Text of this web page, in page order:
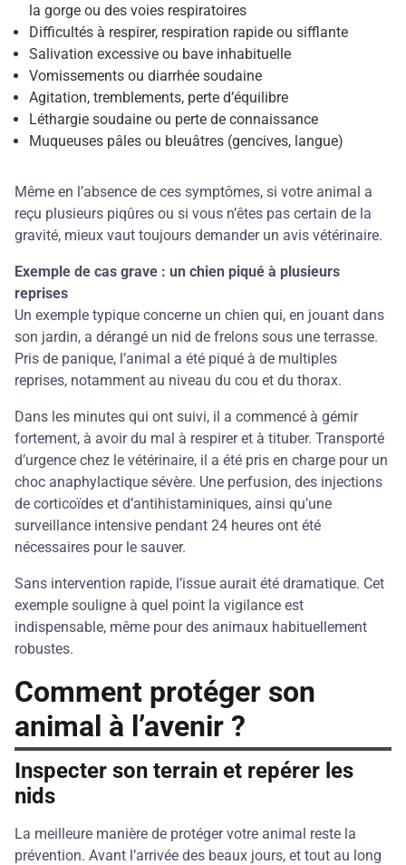
la gorge ou des voies respiratoires
Difficultés à respirer, respiration rapide ou sifflante
Salivation excessive ou bave inhabituelle
Vomissements ou diarrhée soudaine
Agitation, tremblements, perte d’équilibre
Léthargie soudaine ou perte de connaissance
Muqueuses pâles ou bleuâtres (gencives, langue)
Même en l’absence de ces symptômes, si votre animal a
reçu plusieurs piqûres ou si vous n’êtes pas certain de la
gravité, mieux vaut toujours demander un avis vétérinaire.
Exemple de cas grave : un chien piqué à plusieurs
reprises
Un exemple typique concerne un chien qui, en jouant dans
son jardin, a dérangé un nid de frelons sous une terrasse.
Pris de panique, l’animal a été piqué à de multiples
reprises, notamment au niveau du cou et du thorax.
Dans les minutes qui ont suivi, il a commencé à gémir
fortement, à avoir du mal à respirer et à tituber. Transporté
d’urgence chez le vétérinaire, il a été pris en charge pour un
choc anaphylactique sévère. Une perfusion, des injections
de corticoïdes et d’antihistaminiques, ainsi qu’une
surveillance intensive pendant 24 heures ont été
nécessaires pour le sauver.
Sans intervention rapide, l’issue aurait été dramatique. Cet
exemple souligne à quel point la vigilance est
indispensable, même pour des animaux habituellement
robustes.
Comment protéger son
animal à l’avenir ?
Inspecter son terrain et repérer les
nids
La meilleure manière de protéger votre animal reste la
prévention. Avant l’arrivée des beaux jours, et tout au long